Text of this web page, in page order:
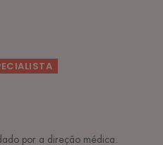
por a direção médica